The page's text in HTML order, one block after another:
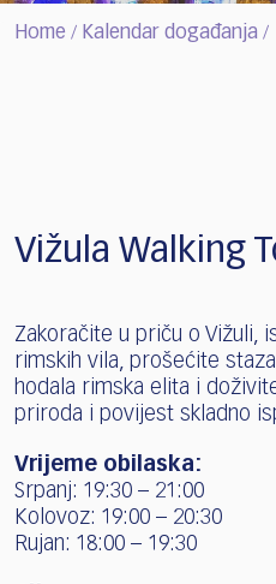
Home / Kalendar događanja /
Vižula Walking
Zakoračite u priču o Vižuli,
rimskih vila, prošećite
hodala rimska elita i
priroda i povijest skladno
Vrijeme obilaska:
Srpanj: 19:30 – 21:00
Kolovoz: 19:00 – 20:30
Rujan: 18:00 – 19:30